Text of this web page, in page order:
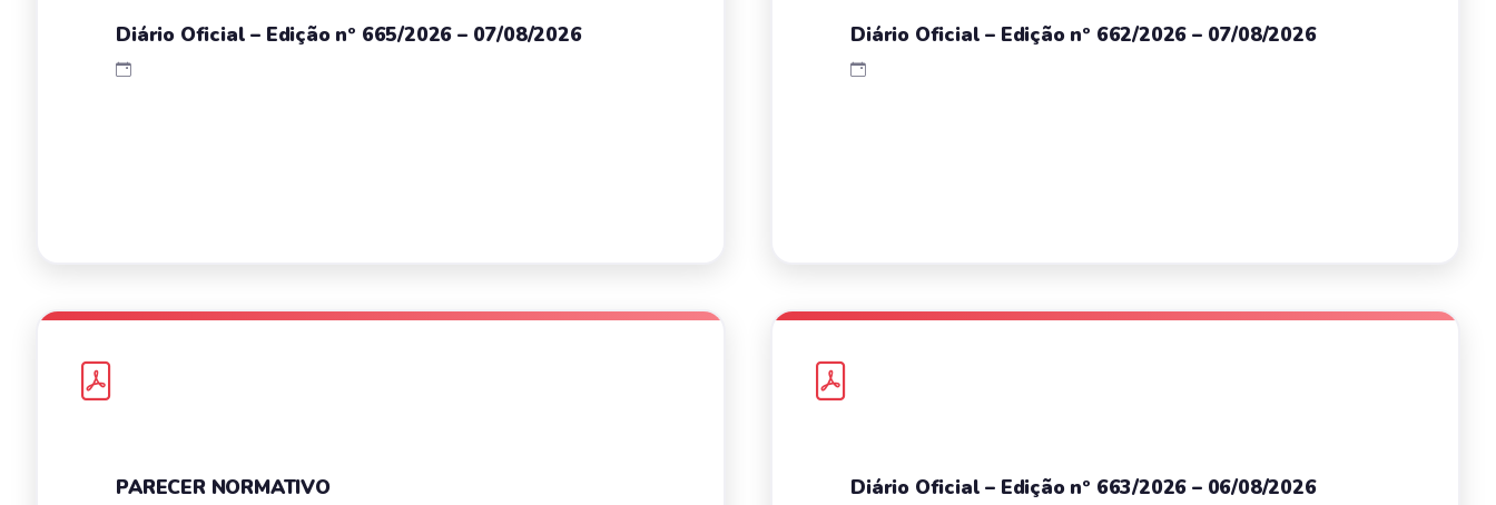
Diário Oficial – Edição nº 665/2026 – 07/08/2026 Diário Oficial – Edição nº 662/2026 – 07/08/2026
PARECER NORMATIVO Diário Oficial – Edição nº 663/2026 – 06/08/2026